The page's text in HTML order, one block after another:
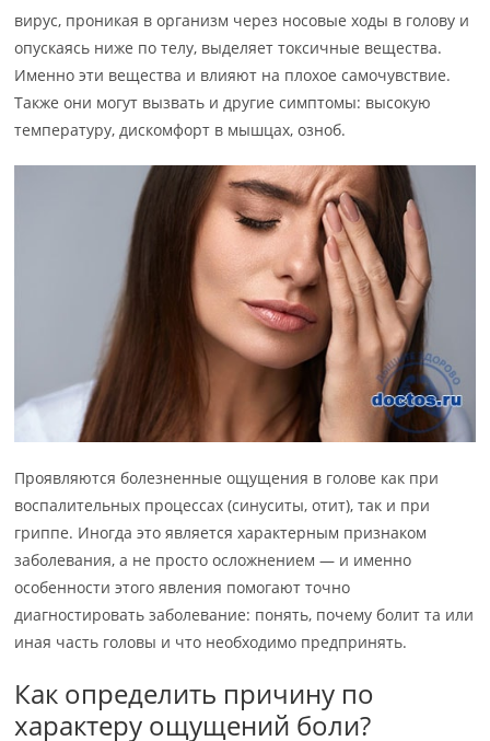
вирус, проникая в организм через носовые ходы в голову и
опускаясь ниже по телу, выделяет токсичные вещества.
Именно эти вещества и влияют на плохое самочувствие.
Также они могут вызвать и другие симптомы: высокую
температуру, дискомфорт в мышцах, озноб.
Проявляются болезненные ощущения в голове как при
воспалительных процессах (синуситы, отит), так и при
гриппе. Иногда это является характерным признаком
заболевания, а не просто осложнением — и именно
особенности этого явления помогают точно
диагностировать заболевание: понять, почему болит та или
иная часть головы и что необходимо предпринять.
Как определить причину по
характеру ощущений боли?